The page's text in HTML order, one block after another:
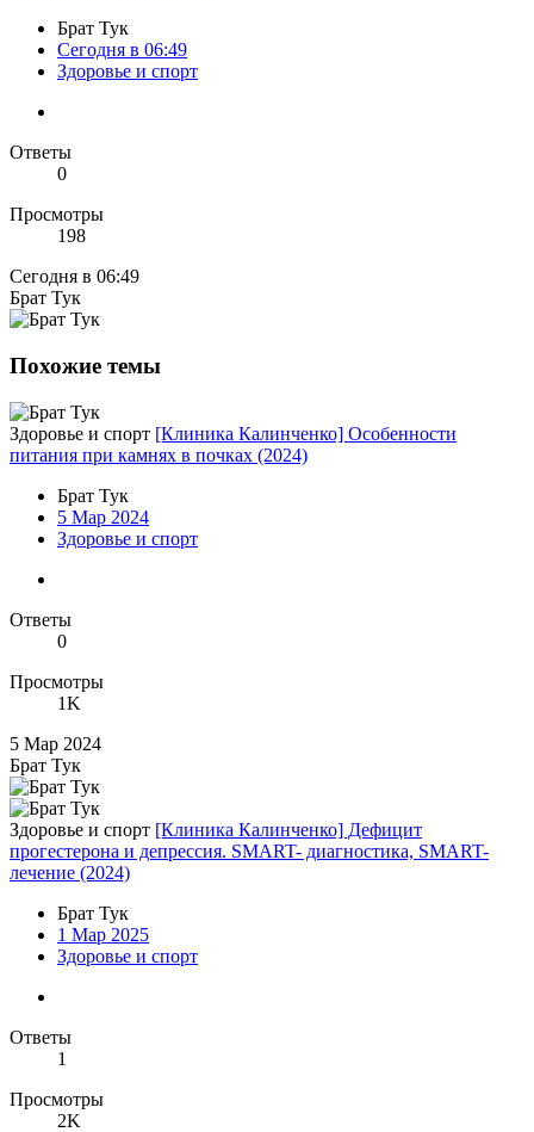
Брат Тук
Сегодня в 06:49
Здоровье и спорт
Ответы
0
Просмотры
198
Сегодня в 06:49
Брат Тук
Похожие темы
Здоровье и спорт [Клиника Калинченко] Особенности
питания при камнях в почках (2024)
Брат Тук
5 Мар 2024
Здоровье и спорт
Ответы
0
Просмотры
1K
5 Мар 2024
Брат Тук
Здоровье и спорт [Клиника Калинченко] Дефицит
прогестерона и депрессия. SMART- диагностика, SMART-
лечение (2024)
Брат Тук
1 Мар 2025
Здоровье и спорт
Ответы
1
Просмотры
2K